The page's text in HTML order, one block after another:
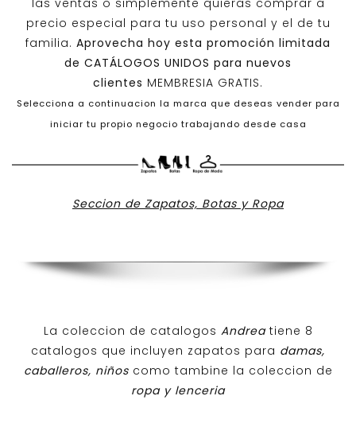
precio especial para tu uso personal y el de tu
familia. Aprovecha hoy esta promoción limitada
de CATÁLOGOS UNIDOS para nuevos
clientes MEMBRESIA GRATIS.
Selecciona a continuacion la marca que deseas vender para
iniciar tu propio negocio trabajando desde casa
Seccion de Zapatos, Botas y Ropa
La coleccion de catalogos Andreatiene 8
catalogos que incluyen zapatos para damas,
caballeros, niños como tambine la coleccion de
ropa y lenceria